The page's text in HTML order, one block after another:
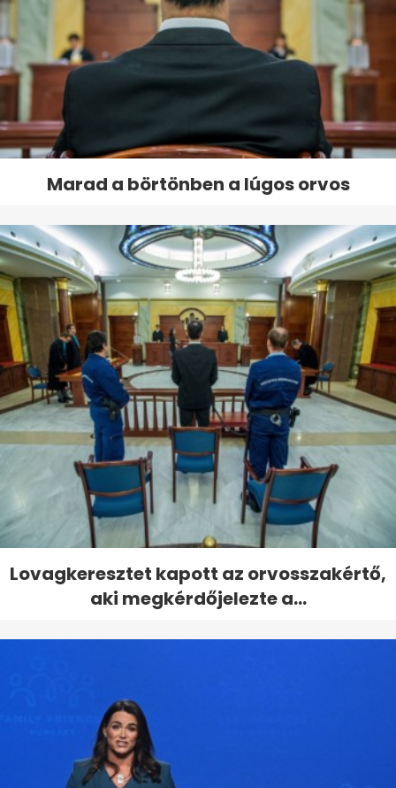
Marad a börtönben a lúgos orvos
Lovagkeresztet kapott az orvosszakértő,
aki megkérdőjelezte a...